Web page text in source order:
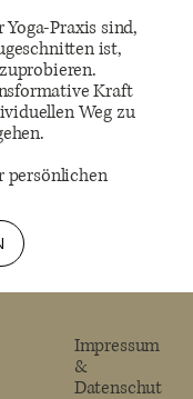
Praxis sind,
ist,
Kraft
Weg zu
persönlichen
Impressum
&
Datenschut